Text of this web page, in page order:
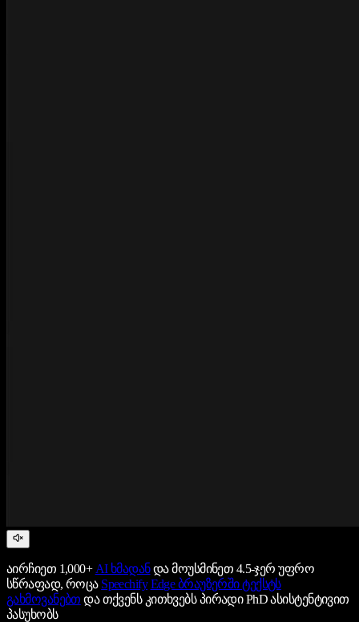
აირჩიეთ 1,000+ AI ხმადანდა მოუსმინეთ 4.5-ჯერ უფრო
სწრაფად, როცა Speechify Edge ბრაუზერში ტექსტს
გახმოვანებთ და თქვენს კითხვებს პირადი PhD ასისტენტივით
პასუხობს